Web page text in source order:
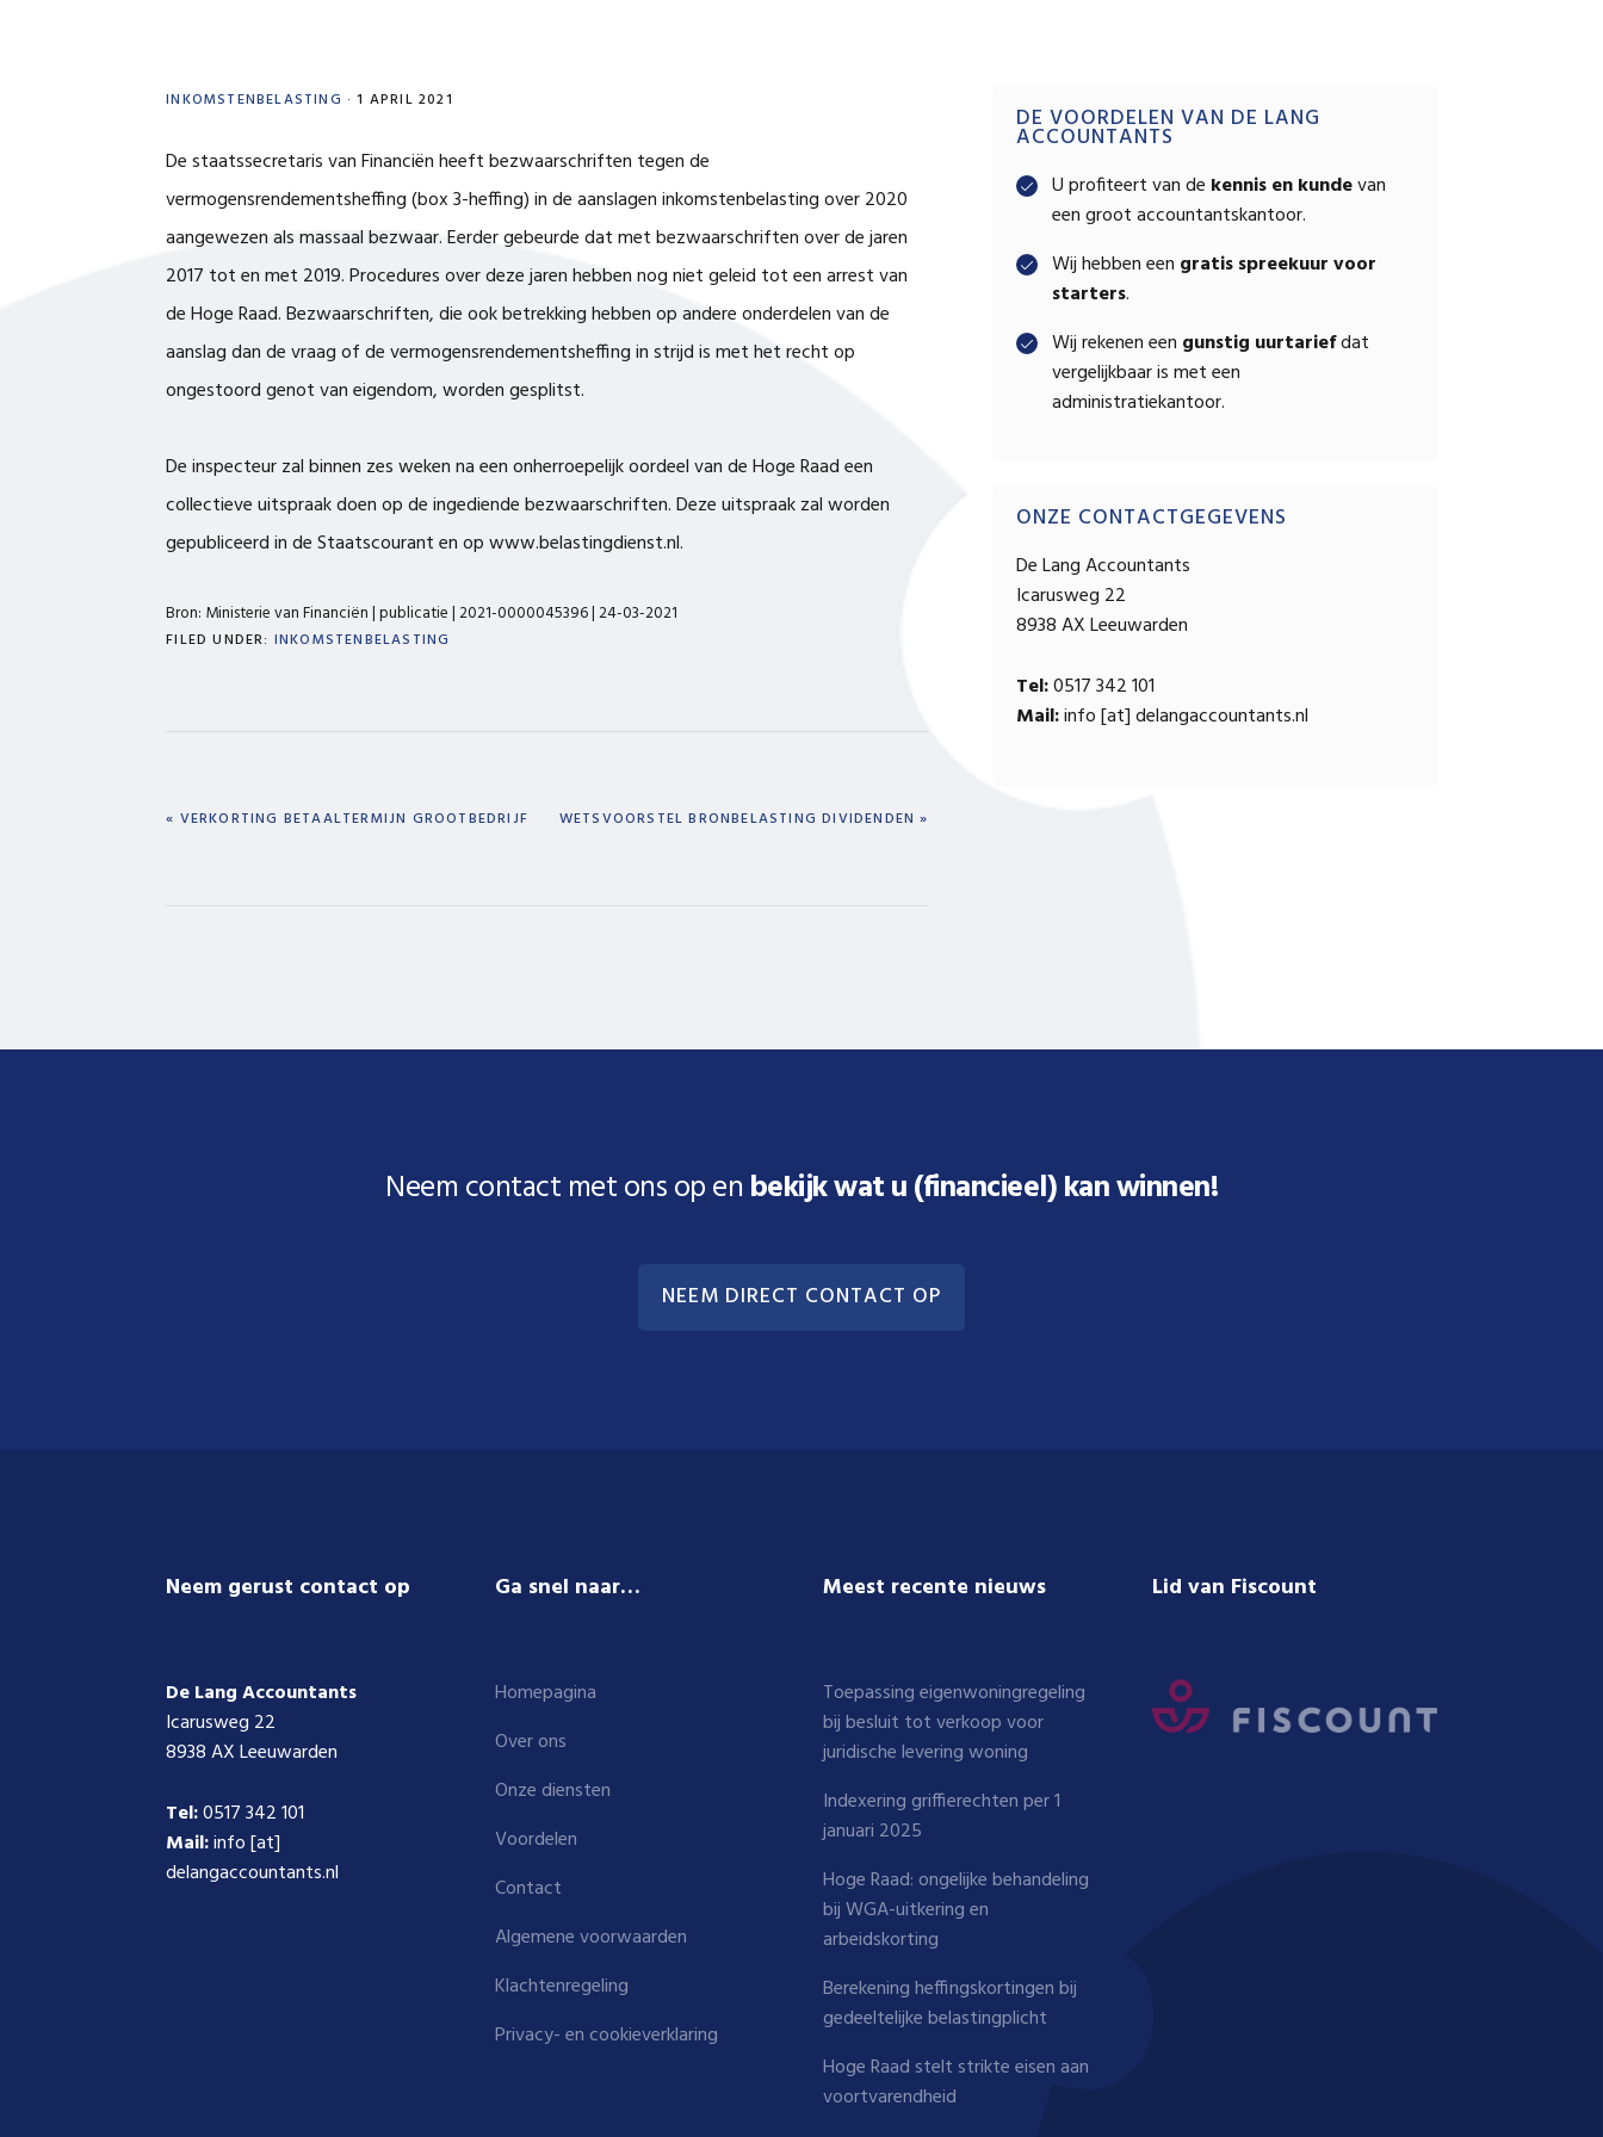
INKOMSTENBELASTING · 1 APRIL 2021
De staatssecretaris van Financiën heeft bezwaarschriften tegen de
vermogensrendementsheffing (box 3-heffing) in de aanslagen inkomstenbelasting over 2020
aangewezen als massaal bezwaar. Eerder gebeurde dat met bezwaarschriften over de jaren
2017 tot en met 2019. Procedures over deze jaren hebben nog niet geleid tot een arrest van
de Hoge Raad. Bezwaarschriften, die ook betrekking hebben op andere onderdelen van de
aanslag dan de vraag of de vermogensrendementsheffing in strijd is met het recht op
ongestoord genot van eigendom, worden gesplitst.
De inspecteur zal binnen zes weken na een onherroepelijk oordeel van de Hoge Raad een
collectieve uitspraak doen op de ingediende bezwaarschriften. Deze uitspraak zal worden
gepubliceerd in de Staatscourant en op www.belastingdienst.nl.
Bron: Ministerie van Financiën | publicatie | 2021-0000045396 | 24-03-2021
FILED UNDER: INKOMSTENBELASTING
PREVIOUS
« VERKORTING BETAALTERMIJN GROOTBEDRIJF
NEXT
WETSVOORSTEL BRONBELASTING DIVIDENDEN »
Primary
Sidebar
DE VOORDELEN VAN DE LANG
ACCOUNTANTS
U profiteert van de kennis en kundevan
een groot accountantskantoor.
Wij hebben een gratis spreekuur voor
starters.
Wij rekenen een gunstig uurtariefdat
vergelijkbaar is met een
administratiekantoor.
ONZE CONTACTGEGEVENS
De Lang Accountants
Icarusweg 22
8938 AX Leeuwarden
Tel:0517 342 101
Mail:info [at] delangaccountants.nl
Neem contact met ons op en bekijk wat u (financieel) kan winnen!
NEEM DIRECT CONTACT OP
Neem gerust contact op
De Lang Accountants
Icarusweg 22
8938 AX Leeuwarden
Tel:0517 342 101
Mail:info [at]
delangaccountants.nl
Ga snel naar…
Homepagina
Over ons
Onze diensten
Voordelen
Contact
Algemene voorwaarden
Klachtenregeling
Privacy- en cookieverklaring
Meest recente nieuws
Toepassing eigenwoningregeling
bij besluit tot verkoop voor
juridische levering woning
Indexering griffierechten per 1
januari 2025
Hoge Raad: ongelijke behandeling
bij WGA-uitkering en
arbeidskorting
Berekening heffingskortingen bij
gedeeltelijke belastingplicht
Hoge Raad stelt strikte eisen aan
voortvarendheid
Lid van Fiscount